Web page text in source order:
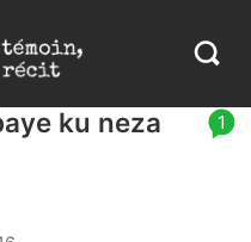
Search
1
ku neza